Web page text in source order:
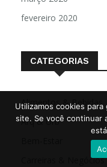
fevereiro 2020
CATEGORIAS
Alimentos & Bebidas
Arq & Urb
Carreiras & Negócios
Utilizamos cookies
site. Se você continuar